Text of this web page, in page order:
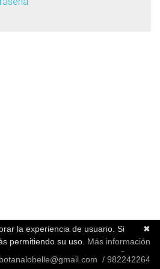
Dra LOBELLE © 2026 -Aviso legal
botanalobelle@gmail.com / 982242264
✖
la experiencia de usuario. Si
permitiendo su uso. Más información